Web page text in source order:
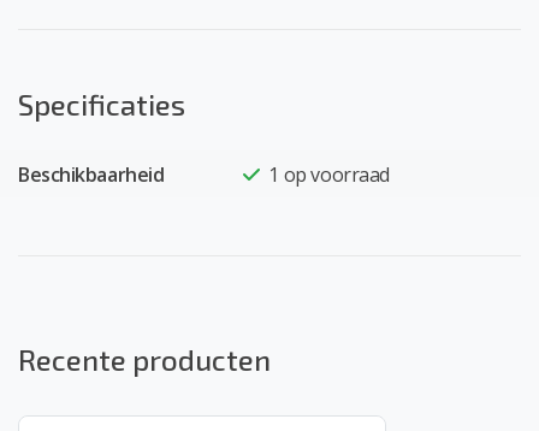
Specificaties
Beschikbaarheid 1 op voorraad
Recente producten